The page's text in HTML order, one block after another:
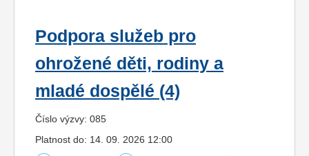
Podpora služeb pro
ohrožené děti, rodiny a
mladé dospělé (4)
Číslo výzvy: 085
Platnost do: 14. 09. 2026 12:00